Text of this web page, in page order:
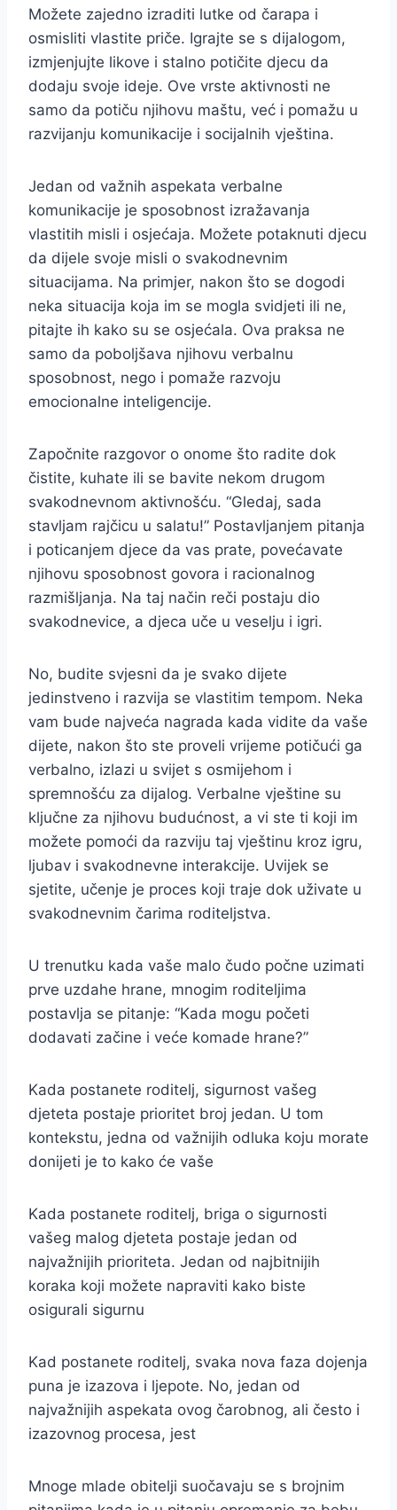
Možete zajedno izraditi lutke od čarapa i
osmisliti vlastite priče. Igrajte se s dijalogom,
izmjenjujte likove i stalno potičite djecu da
dodaju svoje ideje. Ove vrste aktivnosti ne
samo da potiču njihovu maštu, već i pomažu u
razvijanju komunikacije i socijalnih vještina.
Jedan od važnih aspekata verbalne
komunikacije je sposobnost izražavanja
vlastitih misli i osjećaja. Možete potaknuti djecu
da dijele svoje misli o svakodnevnim
situacijama. Na primjer, nakon što se dogodi
neka situacija koja im se mogla svidjeti ili ne,
pitajte ih kako su se osjećala. Ova praksa ne
samo da poboljšava njihovu verbalnu
sposobnost, nego i pomaže razvoju
emocionalne inteligencije.
Započnite razgovor o onome što radite dok
čistite, kuhate ili se bavite nekom drugom
svakodnevnom aktivnošću. “Gledaj, sada
stavljam rajčicu u salatu!” Postavljanjem pitanja
i poticanjem djece da vas prate, povećavate
njihovu sposobnost govora i racionalnog
razmišljanja. Na taj način reči postaju dio
svakodnevice, a djeca uče u veselju i igri.
No, budite svjesni da je svako dijete
jedinstveno i razvija se vlastitim tempom. Neka
vam bude najveća nagrada kada vidite da vaše
dijete, nakon što ste proveli vrijeme potičući ga
verbalno, izlazi u svijet s osmijehom i
spremnošću za dijalog. Verbalne vještine su
ključne za njihovu budućnost, a vi ste ti koji im
možete pomoći da razviju taj vještinu kroz igru,
ljubav i svakodnevne interakcije. Uvijek se
sjetite, učenje je proces koji traje dok uživate u
svakodnevnim čarima roditeljstva.
U trenutku kada vaše malo čudo počne uzimati
prve uzdahe hrane, mnogim roditeljima
postavlja se pitanje: “Kada mogu početi
dodavati začine i veće komade hrane?”
Kada postanete roditelj, sigurnost vašeg
djeteta postaje prioritet broj jedan. U tom
kontekstu, jedna od važnijih odluka koju morate
donijeti je to kako će vaše
Kada postanete roditelj, briga o sigurnosti
vašeg malog djeteta postaje jedan od
najvažnijih prioriteta. Jedan od najbitnijih
koraka koji možete napraviti kako biste
osigurali sigurnu
Kad postanete roditelj, svaka nova faza dojenja
puna je izazova i ljepote. No, jedan od
najvažnijih aspekata ovog čarobnog, ali često i
izazovnog procesa, jest
Mnoge mlade obitelji suočavaju se s brojnim